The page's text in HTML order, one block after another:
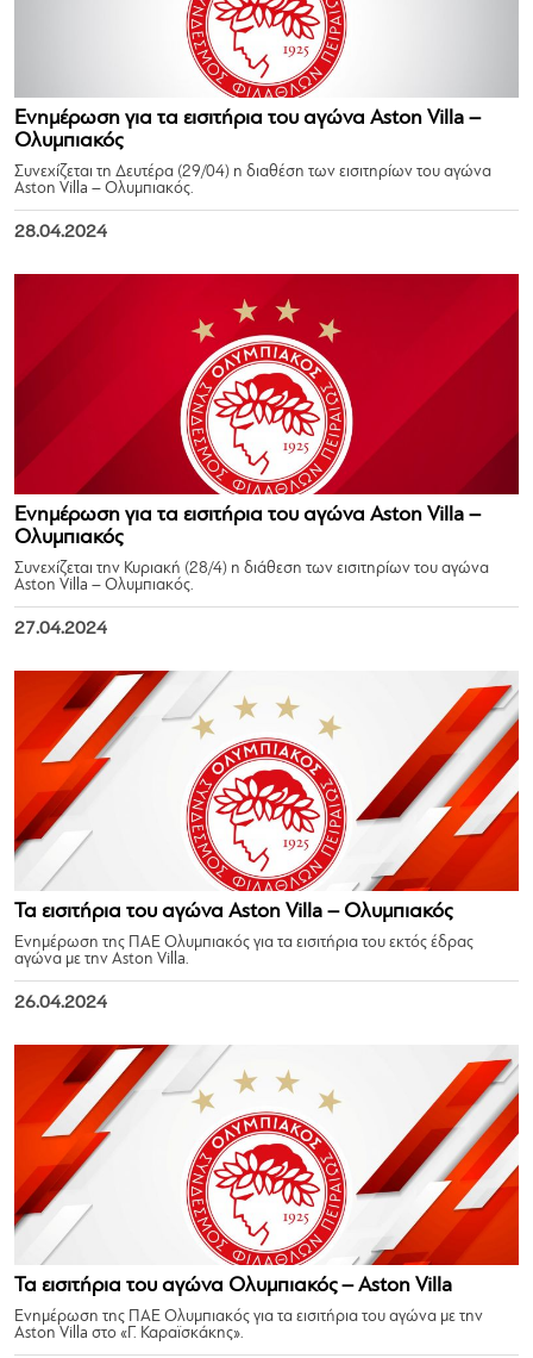
Ενημέρωση για τα εισιτήρια του αγώνα Aston Villa –
Ολυμπιακός
Συνεχίζεται τη Δευτέρα (29/04) η διαθέση των εισιτηρίων του αγώνα
Aston Villa – Ολυμπιακός.
28.04.2024
Ενημέρωση για τα εισιτήρια του αγώνα Aston Villa –
Ολυμπιακός
Συνεχίζεται την Κυριακή (28/4) η διάθεση των εισιτηρίων του αγώνα
Aston Villa – Ολυμπιακός.
27.04.2024
Τα εισιτήρια του αγώνα Aston Villa – Ολυμπιακός
Ενημέρωση της ΠΑΕ Ολυμπιακός για τα εισιτήρια του εκτός έδρας
αγώνα με την Aston Villa.
26.04.2024
Τα εισιτήρια του αγώνα Ολυμπιακός – Aston Villa
Ενημέρωση της ΠΑΕ Ολυμπιακός για τα εισιτήρια του αγώνα με την
Aston Villa στο «Γ. Καραϊσκάκης».